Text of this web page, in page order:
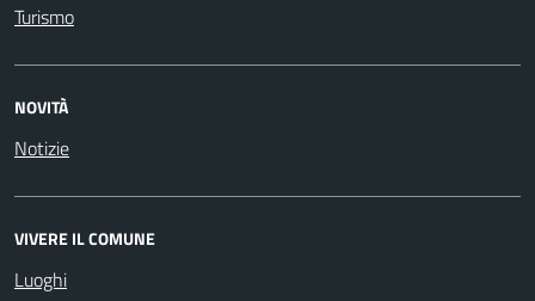
Turismo
NOVITÀ
Notizie
VIVERE IL COMUNE
Luoghi